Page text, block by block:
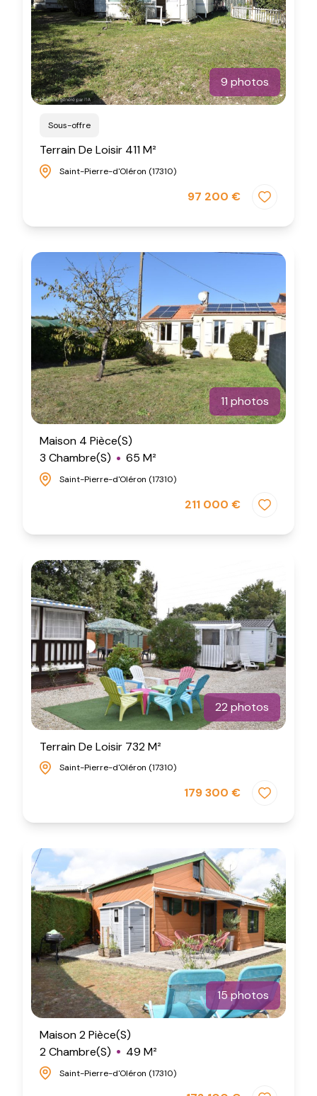
9 photos
Sous-offre
Terrain De Loisir 411 M²
Saint-Pierre-d'Oléron (17310)
97 200 €
11 photos
Maison 4 Pièce(s)
3 Chambre(s)
65 M²
Saint-Pierre-d'Oléron (17310)
211 000 €
22 photos
Terrain De Loisir 732 M²
Saint-Pierre-d'Oléron (17310)
179 300 €
15 photos
Maison 2 Pièce(s)
2 Chambre(s)
49 M²
Saint-Pierre-d'Oléron (17310)